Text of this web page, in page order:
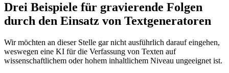
Drei Beispiele für gravierende Folgen
durch den Einsatz von Textgeneratoren
Wir möchten an dieser Stelle gar nicht ausführlich darauf eingehen,
weswegen eine KI für die Verfassung von Texten auf
wissenschaftlichem oder hohem inhaltlichem Niveau ungeeignet ist.